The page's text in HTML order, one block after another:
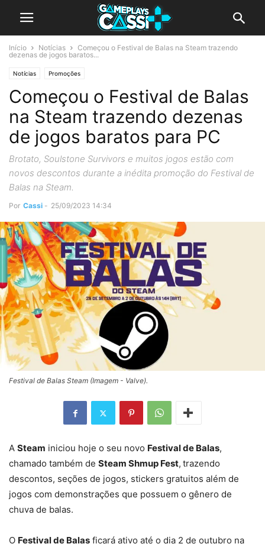
Início Notícias
Começou o Festival de Balas na Steam trazendo
dezenas de jogos baratos...
Notícias Promoções
Começou o Festival de Balas
na Steam trazendo dezenas
de jogos baratos para PC
Brotato, Soulstone Survivors e muitos jogos estão com
novos descontos durante a inédita promoção do Festival de
Balas na Steam.
Por Cassi - 25/09/2023 14:34
Festival de Balas Steam (Imagem - Valve).
A Steam iniciou hoje o seu novo Festival de Balas,
chamado também de Steam Shmup Fest, trazendo
descontos, seções de jogos, stickers gratuitos além de
jogos com demonstrações que possuem o gênero de
chuva de balas.
O Festival de Balas ficará ativo até o dia 2 de outubro na